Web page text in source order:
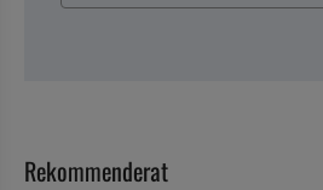
Rekommenderat